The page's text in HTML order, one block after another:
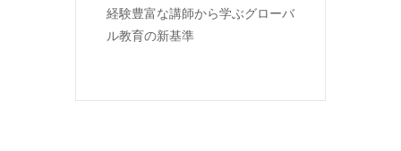
経験豊富な講師から学ぶグローバ
ル教育の新基準